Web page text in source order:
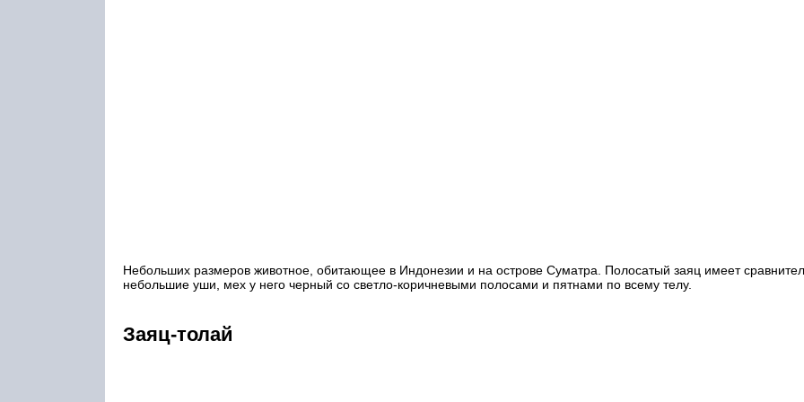
Небольших размеров животное, обитающее в Индонезии и на острове Суматра. Полосатый заяц имеет
небольшие уши, мех у него черный со светло-коричневыми полосами и пятнами по всему телу.
Заяц-толай